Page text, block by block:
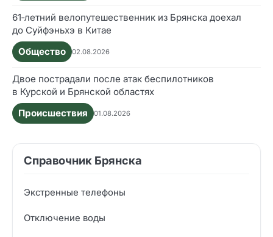
61‑летний велопутешественник из Брянска доехал
до Суйфэньхэ в Китае
Общество
02.08.2026
Двое пострадали после атак беспилотников
в Курской и Брянской областях
Происшествия
01.08.2026
Справочник Брянска
Экстренные телефоны
Отключение воды